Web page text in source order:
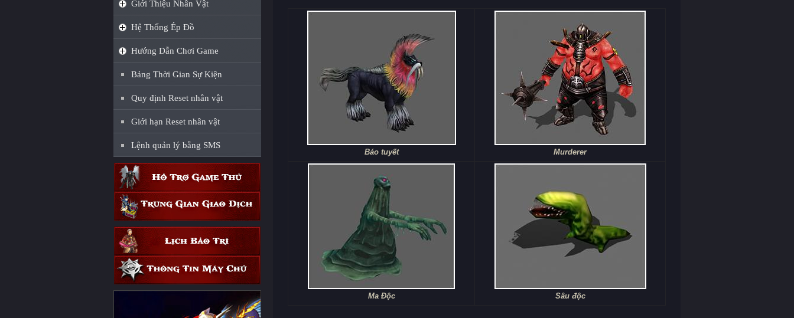
Giới Thiệu Nhân Vật
Hệ Thống Ép Đồ
Hướng Dẫn Chơi Game
Bảng Thời Gian Sự Kiện
Quy định Reset nhân vật
Giới hạn Reset nhân vật
Lệnh quản lý bằng SMS
Báo tuyết Murderer
Ma Độc Sâu độc